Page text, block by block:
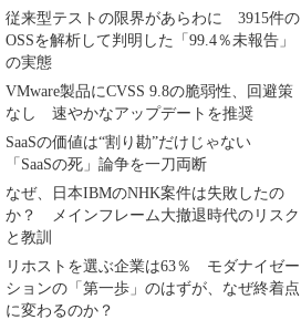
従来型テストの限界があらわに 3915件の
OSSを解析して判明した「99.4％未報告」
の実態
VMware製品にCVSS 9.8の脆弱性、回避策
なし 速やかなアップデートを推奨
SaaSの価値は“割り勘”だけじゃない
「SaaSの死」論争を一刀両断
なぜ、日本IBMのNHK案件は失敗したの
か？ メインフレーム大撤退時代のリスク
と教訓
リホストを選ぶ企業は63％ モダナイゼー
ションの「第一歩」のはずが、なぜ終着点
に変わるのか？